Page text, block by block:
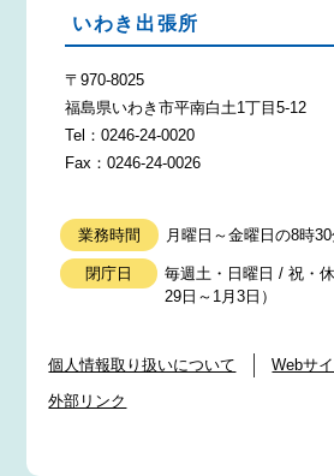
いわき出張所
〒970-8025
福島県いわき市平南白土1丁目5-12
Tel：0246-24-0020
Fax：0246-24-0026
業務時間 月曜日～金曜日の8時
閉庁日
毎週土・日曜日 / 祝・
29日～1月3日）
個人情報取り扱いについて
Webサ
外部リンク